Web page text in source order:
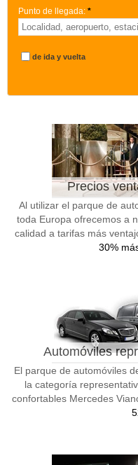
Punto de llegada: *
de ida y vuelta
Precios
Al utilizar el parque de
toda Europa ofrecemos a
calidad a tarifas más
30%
Automóviles
El parque de automóviles
la categoría
confortables Mercedes